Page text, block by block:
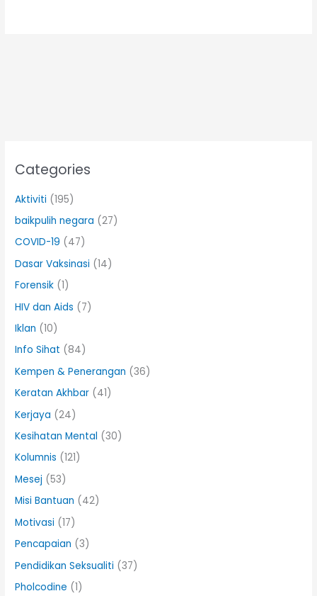
Categories
Aktiviti (195)
baikpulih negara (27)
COVID-19 (47)
Dasar Vaksinasi (14)
Forensik (1)
HIV dan Aids (7)
Iklan (10)
Info Sihat (84)
Kempen & Penerangan (36)
Keratan Akhbar (41)
Kerjaya (24)
Kesihatan Mental (30)
Kolumnis (121)
Mesej (53)
Misi Bantuan (42)
Motivasi (17)
Pencapaian (3)
Pendidikan Seksualiti (37)
Pholcodine (1)